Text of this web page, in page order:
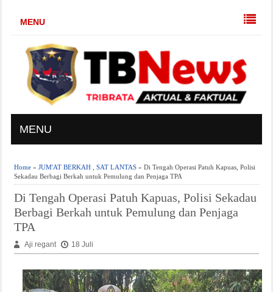
MENU
MENU
Home» JUM'AT BERKAH, SAT LANTAS» Di Tengah Operasi Patuh Kapuas, Polisi
Sekadau Berbagi Berkah untuk Pemulung dan Penjaga TPA
Di Tengah Operasi Patuh Kapuas, Polisi Sekadau
Berbagi Berkah untuk Pemulung dan Penjaga
TPA
Aji regant 18 Juli